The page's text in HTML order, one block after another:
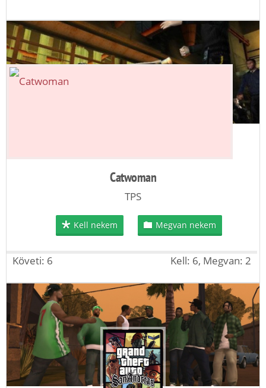
Catwoman
TPS
Kell nekem Megvan nekem
Követi: 6 Kell: 6, Megvan: 2